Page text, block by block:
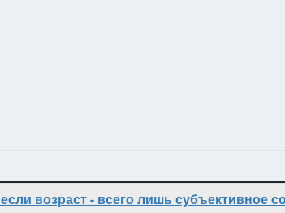
возраст - всего лишь субъективное